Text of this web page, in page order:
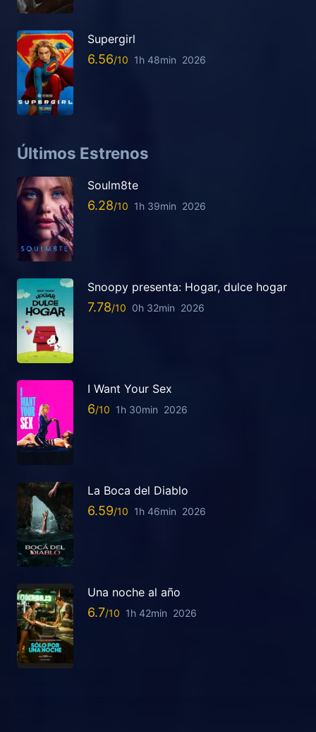
Supergirl
6.56 1h 48min 2026
Últimos Estrenos
Soulm8te
6.28 1h 39min 2026
Snoopy presenta: Hogar, dulce hogar
7.78 0h 32min 2026
I Want Your Sex
6 1h 30min 2026
La Boca del Diablo
6.59 1h 46min 2026
Una noche al año
6.7 1h 42min 2026